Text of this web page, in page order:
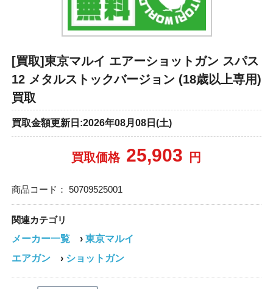
[買取]東京マルイ エアーショットガン スパス
12 メタルストックバージョン (18歳以上専用)
買取
買取金額更新日:2026年08月08日(土)
買取価格 25,903 円
商品コード： 50709525001
関連カテゴリ
メーカー一覧
› 東京マルイ
エアガン
› ショットガン